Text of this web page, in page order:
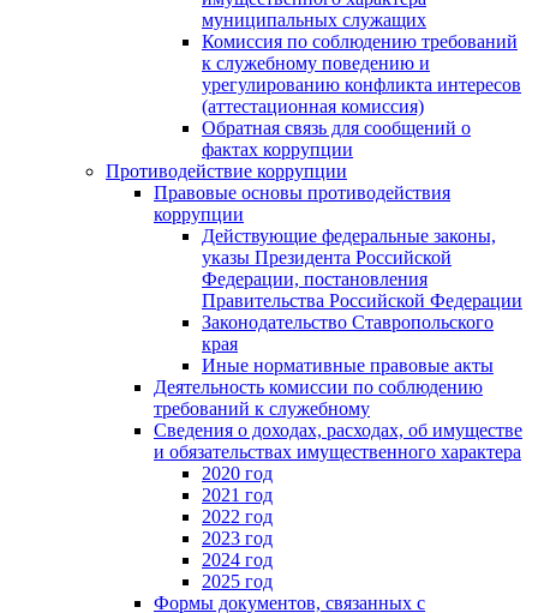
муниципальных служащих
Комиссия по соблюдению требований
к служебному поведению и
урегулированию конфликта интересов
(аттестационная комиссия)
Обратная связь для сообщений о
фактах коррупции
Противодействие коррупции
Правовые основы противодействия
коррупции
Действующие федеральные законы,
указы Президента Российской
Федерации, постановления
Правительства Российской Федерации
Законодательство Ставропольского
края
Иные нормативные правовые акты
Деятельность комиссии по соблюдению
требований к служебному
Сведения о доходах, расходах, об имуществе
и обязательствах имущественного характера
2020 год
2021 год
2022 год
2023 год
2024 год
2025 год
Формы документов, связанных с